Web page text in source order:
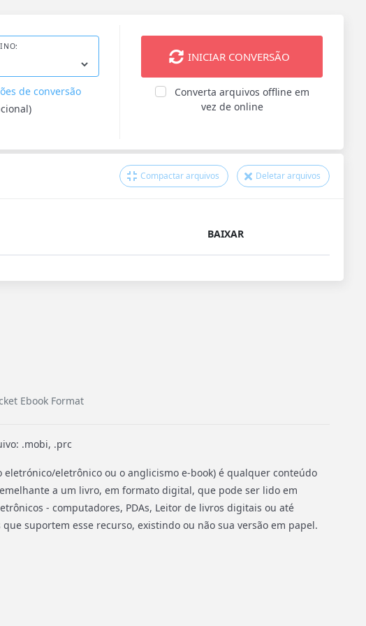
de conversão
INICIAR CONVERSÃO
Converta arquivos offline em
vez de online
Compactar arquivos Deletar arquivos
BAIXAR
Ebook Format
.mobi, .prc
eletrónico/eletrônico ou o anglicismo e-book) é qualquer conteúdo
a um livro, em formato digital, que pode ser lido em
- computadores, PDAs, Leitor de livros digitais ou até
que suportem esse recurso, existindo ou não sua versão em papel.